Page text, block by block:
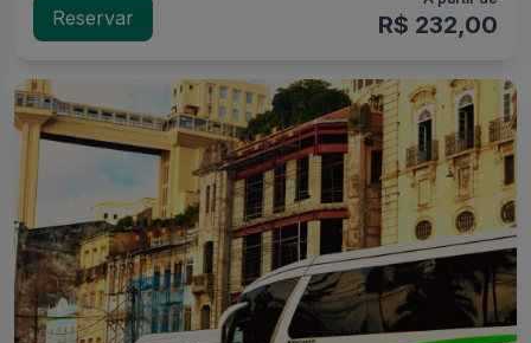
Reservar R$ 232,00